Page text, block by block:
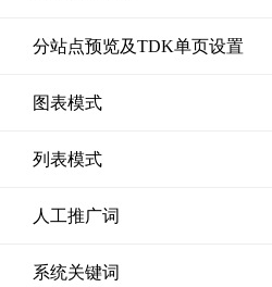
分站点预览及TDK单页设置
图表模式
列表模式
人工推广词
系统关键词